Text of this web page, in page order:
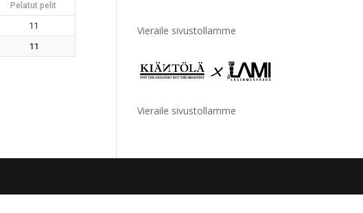
Pelatut pelit
11
11
Vieraile sivustollamme
Vieraile sivustollamme